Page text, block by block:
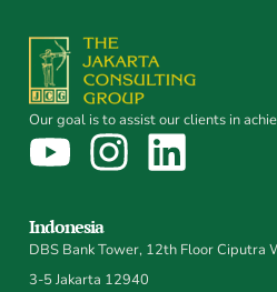
Our goal is to assist our clients in
Indonesia
DBS Bank Tower, 12th Floor Ciputra
3-5 Jakarta 12940